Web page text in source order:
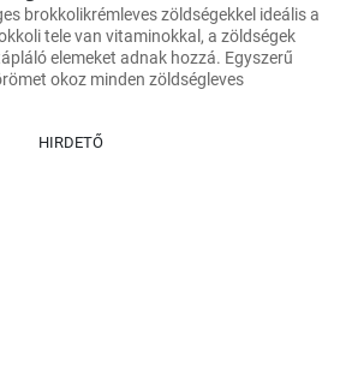
brokkolikrémleves zöldségekkel ideális a
tele van vitaminokkal, a zöldségek
elemeket adnak hozzá. Egyszerű
okoz minden zöldségleves
HIRDETŐ